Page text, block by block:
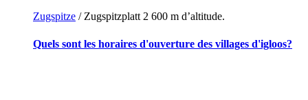
Zugspitze / Zugspitzplatt 2 600 m d’altitude.
Quels sont les horaires d'ouverture des villages d'igloos?